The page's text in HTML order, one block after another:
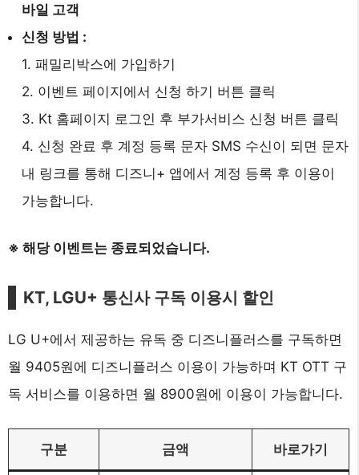
바일 고객
신청 방법 :
1. 패밀리박스에 가입하기
2. 이벤트 페이지에서 신청 하기 버튼 클릭
3. Kt 홈페이지 로그인 후 부가서비스 신청 버튼 클릭
4. 신청 완료 후 계정 등록 문자 SMS 수신이 되면 문자
내 링크를 통해 디즈니+ 앱에서 계정 등록 후 이용이
가능합니다.
※ 해당 이벤트는 종료되었습니다.
KT, LGU+ 통신사 구독 이용시 할인
LG U+에서 제공하는 유독 중 디즈니플러스를 구독하면
월 9405원에 디즈니플러스 이용이 가능하며 KT OTT 구
독 서비스를 이용하면 월 8900원에 이용이 가능합니다.
구분 금액 바로가기